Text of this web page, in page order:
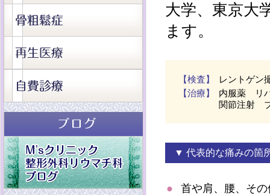
大学、東京大
ます。
【検査】
レントゲ
【治療】
内服薬 リ
関節注射
▼ 代表的な痛みの箇
●
首や肩、腰、そ